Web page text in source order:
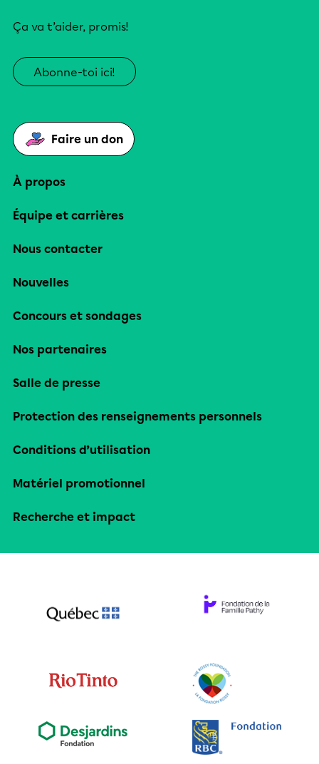
Ça va t’aider, promis!
Abonne-toi ici!
Faire un don
À propos
Équipe et carrières
Nous contacter
Nouvelles
Concours et sondages
Nos partenaires
Salle de presse
Protection des renseignements personnels
Conditions d’utilisation
Matériel promotionnel
Recherche et impact